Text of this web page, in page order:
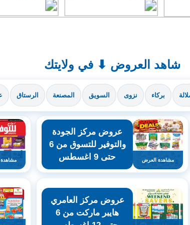
شاهد العروض ⬇ في ولايتك
بركاء نزوى السويق المصنعة الرستاق
مشاهدة العرض
عروض مركز الجودة
والتوفير للتسوق من 6
حتى 9 اغسطس
عروض مركز العامري
هايبر ماركت من 6